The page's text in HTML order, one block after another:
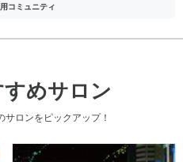
コミュニティ
めサロン
ロンをピックアップ！